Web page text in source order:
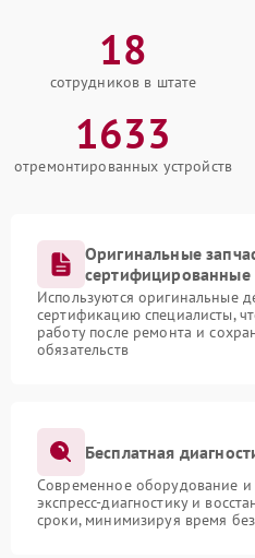
18
сотрудников в штате
1633
отремонтированных устройств
Оригинальные
сертифицированные
Используются оригинальные
сертификацию специалисты,
работу после ремонта и
обязательств
Бесплатная
Современное оборудование и
экспресс-диагностику и
сроки, минимизируя время без